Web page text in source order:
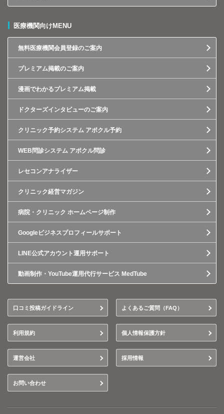
医療機関向けMENU
無料医療機関会員登録のご案内
プレミアム掲載のご案内
漫画でわかるプレミアム掲載
ドクターズインタビューのご案内
クリニック予約システム アポクル予約
WEB問診システム アポクル問診
レセコンアナライザー
クリニック経営マガジン
病院・クリニック ホームページ制作
Googleビジネスプロフィールサポート
LINE公式アカウント運用サポート
動画制作・YouTube運用代行サービス MedTube
口コミ投稿ガイドライン よくあるご質問（FAQ）
利用規約 個人情報保護方針
運営会社 採用情報
お問い合わせ